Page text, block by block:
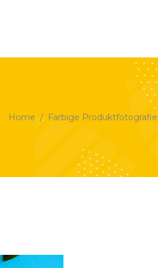
Home / Farbige Produktfotografie